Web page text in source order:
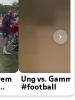
Ung vs.
#football